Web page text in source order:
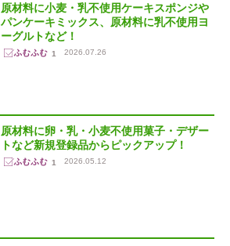
原材料に小麦・乳不使用ケーキスポンジや
パンケーキミックス、原材料に乳不使用ヨ
ーグルトなど！
1 2026.07.26
原材料に卵・乳・小麦不使用菓子・デザー
トなど新規登録品からピックアップ！
1 2026.05.12